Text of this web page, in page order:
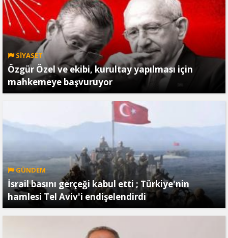
SİYASET
Özgür Özel ve ekibi, kurultay yapılması için
mahkemeye başvuruyor
GÜNDEM
İsrail basını gerçeği kabul etti ; Türkiye'nin
hamlesi Tel Aviv'i endişelendirdi